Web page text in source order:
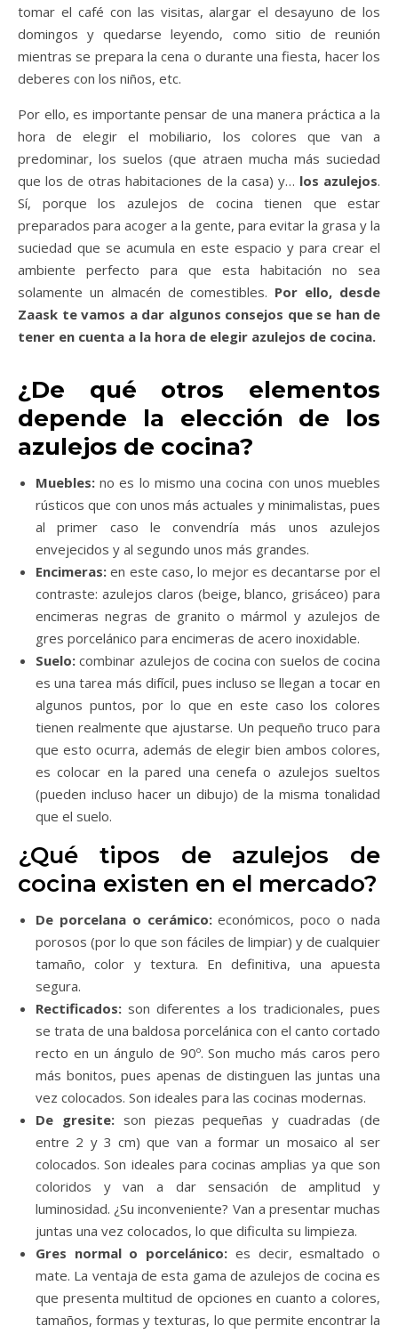
tomar el café con las visitas, alargar el desayuno de los
domingos y quedarse leyendo, como sitio de reunión
mientras se prepara la cena o durante una fiesta, hacer los
deberes con los niños, etc.
Por ello, es importante pensar de una manera práctica a la
hora de elegir el mobiliario, los colores que van a
predominar, los suelos (que atraen mucha más suciedad
que los de otras habitaciones de la casa) y… los azulejos.
Sí, porque los azulejos de cocina tienen que estar
preparados para acoger a la gente, para evitar la grasa y la
suciedad que se acumula en este espacio y para crear el
ambiente perfecto para que esta habitación no sea
solamente un almacén de comestibles. Por ello, desde
Zaask te vamos a dar algunos consejos que se han de
tener en cuenta a la hora de elegir azulejos de cocina.
¿De qué otros elementos
depende la elección de los
azulejos de cocina?
Muebles: no es lo mismo una cocina con unos muebles
rústicos que con unos más actuales y minimalistas, pues
al primer caso le convendría más unos azulejos
envejecidos y al segundo unos más grandes.
Encimeras: en este caso, lo mejor es decantarse por el
contraste: azulejos claros (beige, blanco, grisáceo) para
encimeras negras de granito o mármol y azulejos de
gres porcelánico para encimeras de acero inoxidable.
Suelo: combinar azulejos de cocina con suelos de cocina
es una tarea más difícil, pues incluso se llegan a tocar en
algunos puntos, por lo que en este caso los colores
tienen realmente que ajustarse. Un pequeño truco para
que esto ocurra, además de elegir bien ambos colores,
es colocar en la pared una cenefa o azulejos sueltos
(pueden incluso hacer un dibujo) de la misma tonalidad
que el suelo.
¿Qué tipos de azulejos de
cocina existen en el mercado?
De porcelana o cerámico:económicos, poco o nada
porosos (por lo que son fáciles de limpiar) y de cualquier
tamaño, color y textura. En definitiva, una apuesta
segura.
Rectificados: son diferentes a los tradicionales, pues
se trata de una baldosa porcelánica con el canto cortado
recto en un ángulo de 90º. Son mucho más caros pero
más bonitos, pues apenas de distinguen las juntas una
vez colocados. Son ideales para las cocinas modernas.
De gresite:son piezas pequeñas y cuadradas (de
entre 2 y 3 cm) que van a formar un mosaico al ser
colocados. Son ideales para cocinas amplias ya que son
coloridos y van a dar sensación de amplitud y
luminosidad. ¿Su inconveniente? Van a presentar muchas
juntas una vez colocados, lo que dificulta su limpieza.
Gres normal o porcelánico: es decir, esmaltado o
mate. La ventaja de esta gama de azulejos de cocina es
que presenta multitud de opciones en cuanto a colores,
tamaños, formas y texturas, lo que permite encontrar la